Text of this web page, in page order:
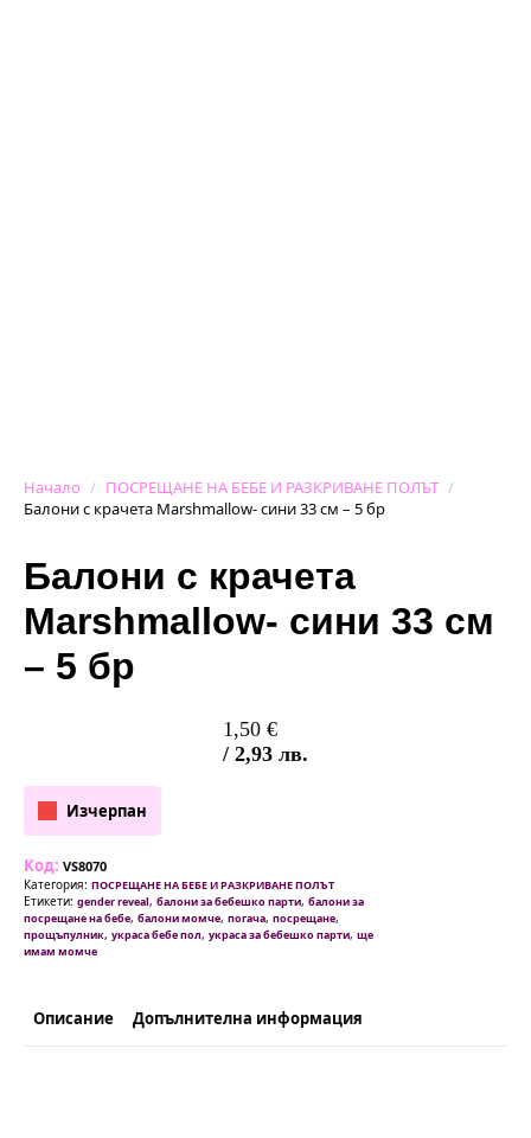
Начало
ПОСРЕЩАНЕ НА БЕБЕ И РАЗКРИВАНЕ ПОЛЪТ
Балони с крачета Marshmallow- сини 33 см – 5 бр
Балони с крачета
Marshmallow- сини 33 см
– 5 бр
1,50 €
/ 2,93 лв.
Изчерпан
Код: VS8070
Категория: ПОСРЕЩАНЕ НА БЕБЕ И РАЗКРИВАНЕ ПОЛЪТ
Етикети: gender reveal, балони за бебешко парти, балони за
посрещане на бебе, балони момче, погача, посрещане,
прощъпулник, украса бебе пол, украса за бебешко парти, ще
имам момче
Описание Допълнителна информация